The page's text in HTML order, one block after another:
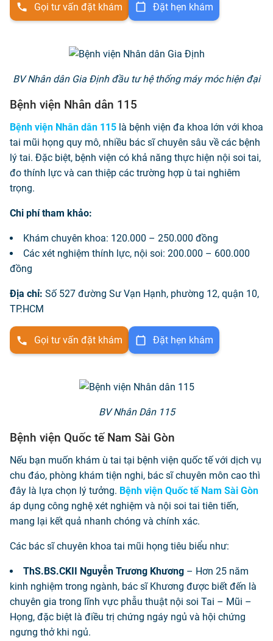
Gọi tư vấn đặt khám Đặt hẹn khám
BV Nhân dân Gia Định đầu tư hệ thống máy móc hiện đại
Bệnh viện Nhân dân 115
Bệnh viện Nhân dân 115 là bệnh viện đa khoa lớn với khoa
tai mũi họng quy mô, nhiều bác sĩ chuyên sâu về các bệnh
lý tai. Đặc biệt, bệnh viện có khả năng thực hiện nội soi tai,
đo thính lực và can thiệp các trường hợp ù tai nghiêm
trọng.
Chi phí tham khảo:
Khám chuyên khoa: 120.000 – 250.000 đồng
Các xét nghiệm thính lực, nội soi: 200.000 – 600.000
đồng
Địa chỉ: Số 527 đường Sư Vạn Hạnh, phường 12, quận 10,
TP.HCM
Gọi tư vấn đặt khám Đặt hẹn khám
BV Nhân Dân 115
Bệnh viện Quốc tế Nam Sài Gòn
Nếu bạn muốn khám ù tai tại bệnh viện quốc tế với dịch vụ
chu đáo, phòng khám tiện nghi, bác sĩ chuyên môn cao thì
đây là lựa chọn lý tưởng. Bệnh viện Quốc tế Nam Sài Gòn
áp dụng công nghệ xét nghiệm và nội soi tai tiên tiến,
mang lại kết quả nhanh chóng và chính xác.
Các bác sĩ chuyên khoa tai mũi họng tiêu biểu như:
ThS.BS.CKII Nguyễn Trương Khương – Hơn 25 năm
kinh nghiệm trong ngành, bác sĩ Khương được biết đến là
chuyên gia trong lĩnh vực phẫu thuật nội soi Tai – Mũi –
Họng, đặc biệt là điều trị chứng ngáy ngủ và hội chứng
ngưng thở khi ngủ.